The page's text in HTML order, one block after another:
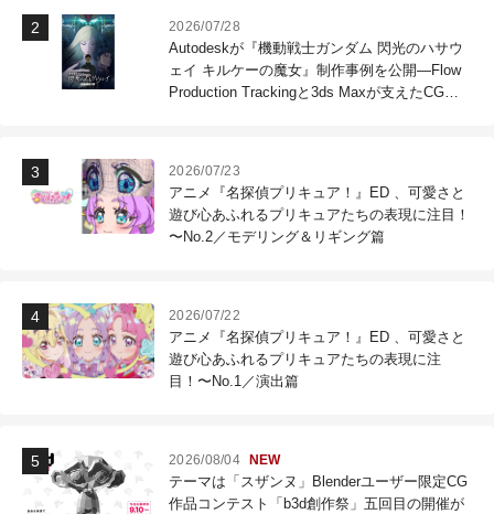
2026/07/28
Autodeskが『機動戦士ガンダム 閃光のハサウ
ェイ キルケーの魔女』制作事例を公開―Flow
Production Trackingと3ds Maxが支えたCG制
2026/07/23
アニメ『名探偵プリキュア！』ED 、可愛さと
遊び心あふれるプリキュアたちの表現に注目！
〜No.2／モデリング＆リギング篇
2026/07/22
アニメ『名探偵プリキュア！』ED 、可愛さと
遊び心あふれるプリキュアたちの表現に注
目！〜No.1／演出篇
2026/08/04 NEW
テーマは「スザンヌ」Blenderユーザー限定CG
作品コンテスト「b3d創作祭」五回目の開催が